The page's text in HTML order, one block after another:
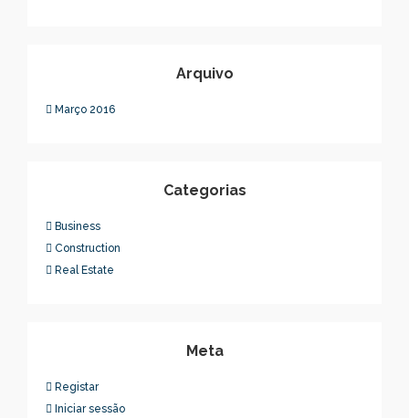
Arquivo
Março 2016
Categorias
Business
Construction
Real Estate
Meta
Registar
Iniciar sessão